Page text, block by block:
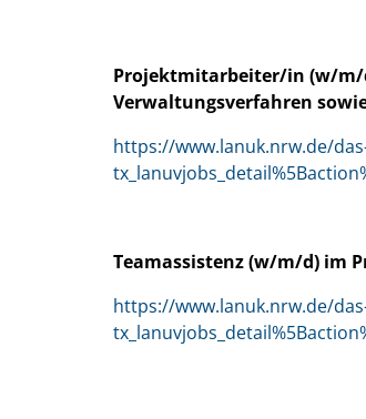
Projektmitarbeiter/in (w/m/
Verwaltungsverfahren
https://www.lanuk.nrw.de/
Teamassistenz (w/m/d) im
https://www.lanuk.nrw.de/